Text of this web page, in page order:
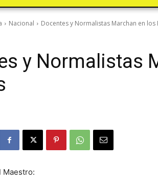
Nacional Docentes y Normalistas Marchan en los
y Normalistas
Maestro: